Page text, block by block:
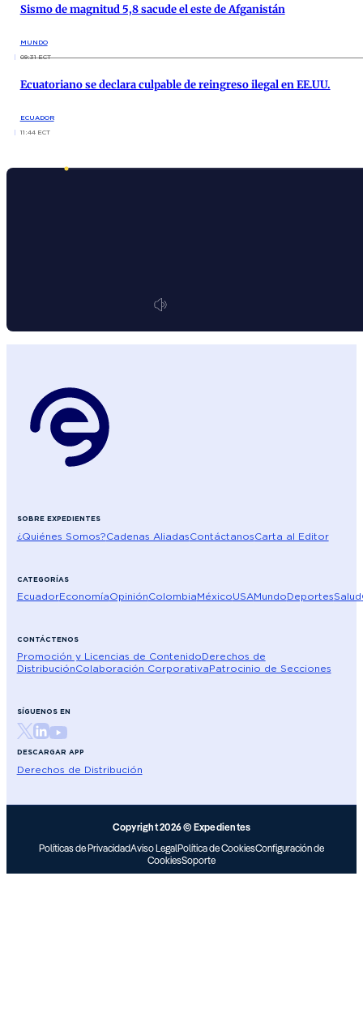
Sismo de magnitud 5,8 sacude el este de Afganistán
MUNDO
09:31 ECT
Ecuatoriano se declara culpable de reingreso ilegal en EE.UU.
ECUADOR
11:44 ECT
SOBRE EXPEDIENTES
¿Quiénes Somos?Cadenas AliadasContáctanosCarta al Editor
CATEGORÍAS
EcuadorEconomíaOpiniónColombiaMéxicoUSAMundoDeportesSalud
CONTÁCTENOS
Promoción y Licencias de ContenidoDerechos de
DistribuciónColaboración CorporativaPatrocinio de Secciones
SÍGUENOS EN
DESCARGAR APP
Derechos de Distribución
Copyright 2026 © Expedientes
Políticas de PrivacidadAviso LegalPolítica de CookiesConfiguración de
CookiesSoporte